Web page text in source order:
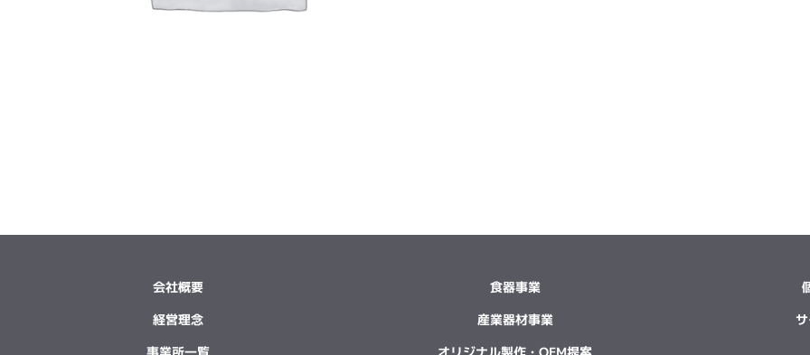
会社概要
経営理念
事業所一覧
食器事業
産業器材事業
オリジナル製作・OEM提案